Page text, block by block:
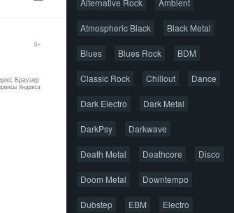
Alternative Rock Ambient
Atmospheric Black Black Metal
Blues Blues Rock BDM
Classic Rock Chillout Dance
Dark Electro Dark Metal
DarkPsy Darkwave
Death Metal Deathcore Disco
Doom Metal Downtempo
Dubstep EBM Electro